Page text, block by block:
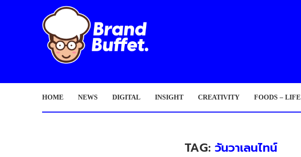
HOME NEWS DIGITAL INSIGHT CREATIVITY FOODS – LIFE
TAG:วันวาเลนไทน์